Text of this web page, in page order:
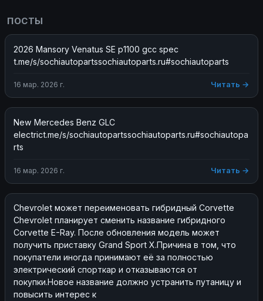
ПОСТЫ
2026 Mansory Venatus SE p1100 gcc spec
t.me/s/sochiautopartssochiautoparts.ru#sochiautoparts
16 мар. 2026 г. Читать →
New Mercedes Benz GLC
electrict.me/s/sochiautopartssochiautoparts.ru#sochiautopa
rts
16 мар. 2026 г. Читать →
Chevrolet может переименовать гибридный Corvette
Chevrolet планирует сменить название гибридного
Corvette E-Ray. После обновления модель может
получить приставку Grand Sport X.Причина в том, что
покупатели иногда принимают её за полностью
электрический спорткар и отказываются от
покупки.Новое название должно устранить путаницу и
повысить интерес к